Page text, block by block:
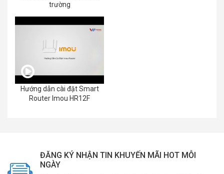
trường
Hướng dẫn cài đặt Smart
Router Imou HR12F
ĐĂNG KÝ NHẬN TIN KHUYẾN MÃI HOT MỖI
NGÀY